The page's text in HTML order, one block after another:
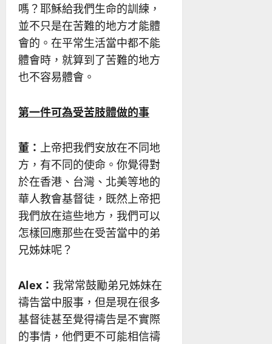
嗎？耶穌給我們生命的訓練，
並不只是在苦難的地方才能體
會的。在平常生活當中都不能
體會時，就算到了苦難的地方
也不容易體會。
第一件可為受苦肢體做的事
董： 上帝把我們安放在不同地
方，有不同的使命。你覺得對
於在香港、台灣、北美等地的
華人教會基督徒，既然上帝把
我們放在這些地方，我們可以
怎樣回應那些在受苦當中的弟
兄姊妹呢？
Alex ： 我常常鼓勵弟兄姊妹在
禱告當中服事，但是現在很多
基督徒甚至覺得禱告是不實際
的事情，他們更不可能相信禱